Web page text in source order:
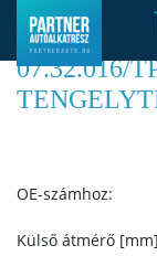
07.32.016/
OE-számhoz:
Külső átmérő